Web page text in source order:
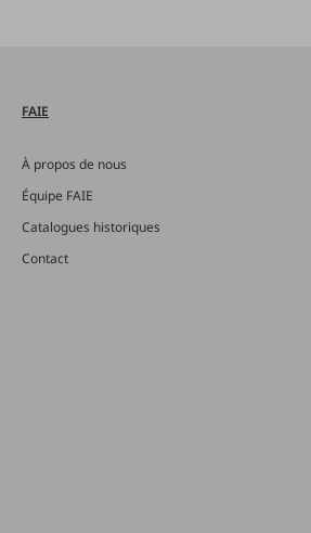
FAIE
À propos de nous
Équipe FAIE
Catalogues historiques
Contact